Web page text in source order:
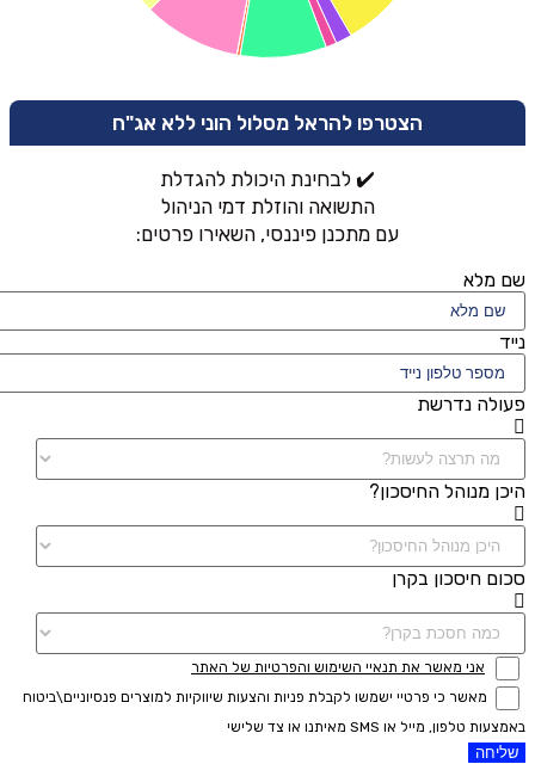
הצטרפו להראל מסלול הוני ללא אג"ח
✔️ לבחינת היכולת להגדלת
התשואה והוזלת דמי הניהול
עם מתכנן פיננסי, השאירו פרטים:
שם מלא
נייד
פעולה נדרשת
היכן מנוהל החיסכון?
סכום חיסכון בקרן
אני מאשר את תנאיי השימוש והפרטיות של האתר
מאשר כי פרטיי ישמשו לקבלת פניות והצעות שיווקיות למוצרים פנסיוניים\ביטוח
באמצעות טלפון, מייל או SMS מאיתנו או צד שלישי
שליחה